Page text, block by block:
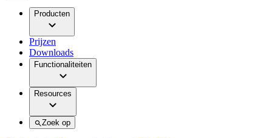
Producten
Prijzen
Downloads
Functionaliteiten
Resources
Zoek op